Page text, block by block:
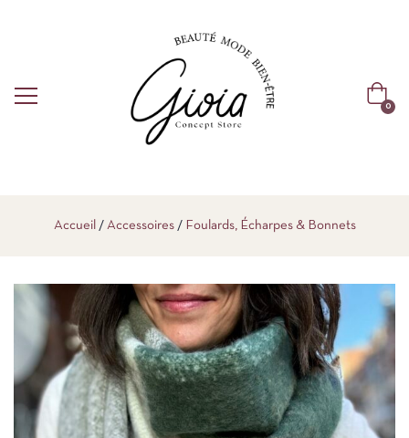
0
Accueil Accessoires Foulards, Écharpes & Bonnets